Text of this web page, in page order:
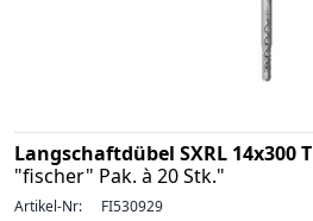
Langschaftdübel SXRL 14x300 T
"fischer" Pak. à 20 Stk."
Artikel-Nr: FI530929